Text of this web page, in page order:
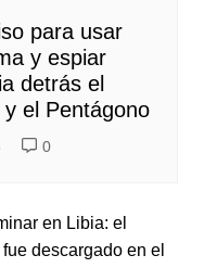
para usar
y espiar
detrás el
el Pentágono
0